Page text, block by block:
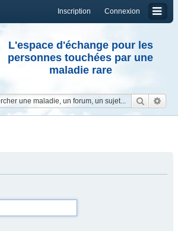
Connexion
Inscription
L'espace d'échange pour les
personnes touchées par une
maladie rare